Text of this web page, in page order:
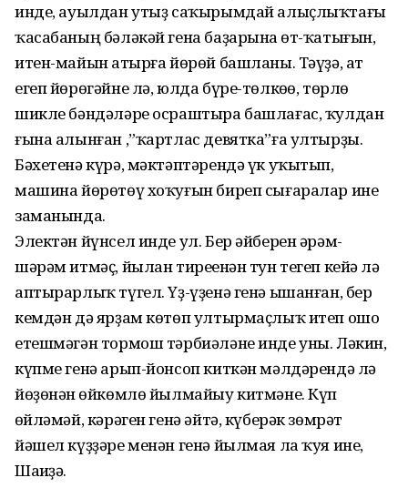
инде, ауылдан утыҙ саҡырымдай алыҫлыҡтағы
ҡасабаның бәләкәй гена баҙарына һөт-ҡатығын,
итен-майын һатырға йөрөй башланы. Тәүҙә, ат
егеп йөрөгәйне лә, юлда бүре-төлкөһө, төрлө
шикле бәндәләре осраштыра башлағас, ҡулдан
ғына алынған ,”ҡартлас девятка”ға ултырҙы.
Бәхетенә күрә, мәктәптәрендә үк уҡытып,
машина йөрөтөү хоҡуғын биреп сығаралар ине
заманында.
Электән йүнсел инде ул. Бер әйберен әрәм-
шәрәм итмәҫ, йылан тиреһенән тун тегеп кейһә лә
аптырарлыҡ түгел. Үҙ-үҙенә генә ышанған, бер
кемдән дә ярҙам көтөп ултырмаҫлыҡ итеп ошо
етешмәгән тормош тәрбиәләне инде уны. Ләкин,
күпме генә арып-йонсоп киткән мәлдәрендә лә
йөҙөнән һөйкөмлө йылмайыу китмәне. Күп
һөйләмәй, кәрәген генә әйтә, күберәк зөмрәт
йәшел күҙҙәре менән генә йылмая ла ҡуя ине,
Шаһиҙә.